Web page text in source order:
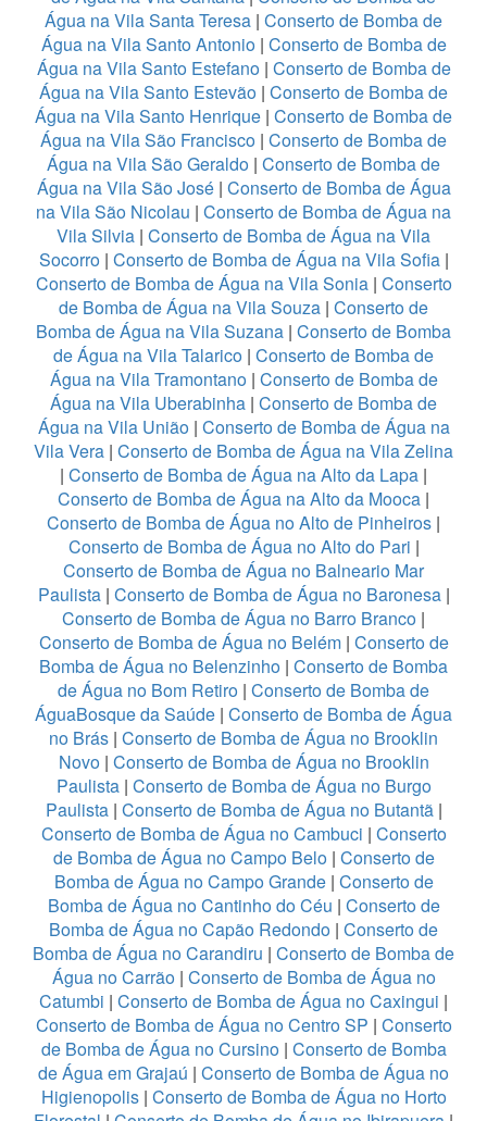
Água na Vila Santa Teresa | Conserto de Bomba de
Água na Vila Santo Antonio| Conserto de Bomba de
Água na Vila Santo Estefano| Conserto de Bomba de
Água na Vila Santo Estevão | Conserto de Bomba de
Água na Vila Santo Henrique | Conserto de Bomba de
Água na Vila São Francisco | Conserto de Bomba de
Água na Vila São Geraldo | Conserto de Bomba de
Água na Vila São José| Conserto de Bomba de Água
na Vila São Nicolau | Conserto de Bomba de Água na
Vila Silvia | Conserto de Bomba de Água na Vila
Socorro| Conserto de Bomba de Água na Vila Sofia|
Conserto de Bomba de Água na Vila Sonia| Conserto
de Bomba de Água na Vila Souza | Conserto de
Bomba de Água na Vila Suzana | Conserto de Bomba
de Água na Vila Talarico | Conserto de Bomba de
Água na Vila Tramontano| Conserto de Bomba de
Água na Vila Uberabinha | Conserto de Bomba de
Água na Vila União| Conserto de Bomba de Água na
Vila Vera | Conserto de Bomba de Água na Vila Zelina
| Conserto de Bomba de Água na Alto da Lapa |
Conserto de Bomba de Água na Alto da Mooca |
Conserto de Bomba de Água no Alto de Pinheiros |
Conserto de Bomba de Água no Alto do Pari |
Conserto de Bomba de Água no Balneario Mar
Paulista| Conserto de Bomba de Água no Baronesa|
Conserto de Bomba de Água no Barro Branco |
Conserto de Bomba de Água no Belém| Conserto de
Bomba de Água no Belenzinho | Conserto de Bomba
de Água no Bom Retiro | Conserto de Bomba de
ÁguaBosque da Saúde | Conserto de Bomba de Água
no Brás | Conserto de Bomba de Água no Brooklin
Novo| Conserto de Bomba de Água no Brooklin
Paulista| Conserto de Bomba de Água no Burgo
Paulista| Conserto de Bomba de Água no Butantã|
Conserto de Bomba de Água no Cambuci | Conserto
de Bomba de Água no Campo Belo| Conserto de
Bomba de Água no Campo Grande| Conserto de
Bomba de Água no Cantinho do Céu | Conserto de
Bomba de Água no Capão Redondo | Conserto de
Bomba de Água no Carandiru | Conserto de Bomba de
Água no Carrão| Conserto de Bomba de Água no
Catumbi | Conserto de Bomba de Água no Caxingui |
Conserto de Bomba de Água no Centro SP | Conserto
de Bomba de Água no Cursino| Conserto de Bomba
de Água em Grajaú | Conserto de Bomba de Água no
Higienopolis| Conserto de Bomba de Água no Horto